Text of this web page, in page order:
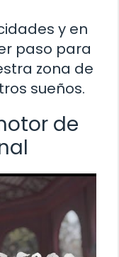
y en
paso para
zona de
sueños.
de